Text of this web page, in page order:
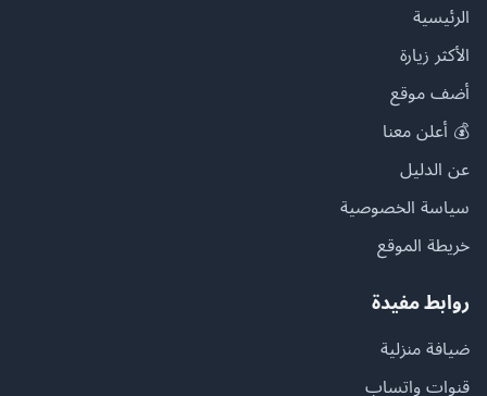
الرئيسية
الأكثر زيارة
أضف موقع
💰 أعلن معنا
عن الدليل
سياسة الخصوصية
خريطة الموقع
روابط مفيدة
ضيافة منزلية
قنوات واتساب